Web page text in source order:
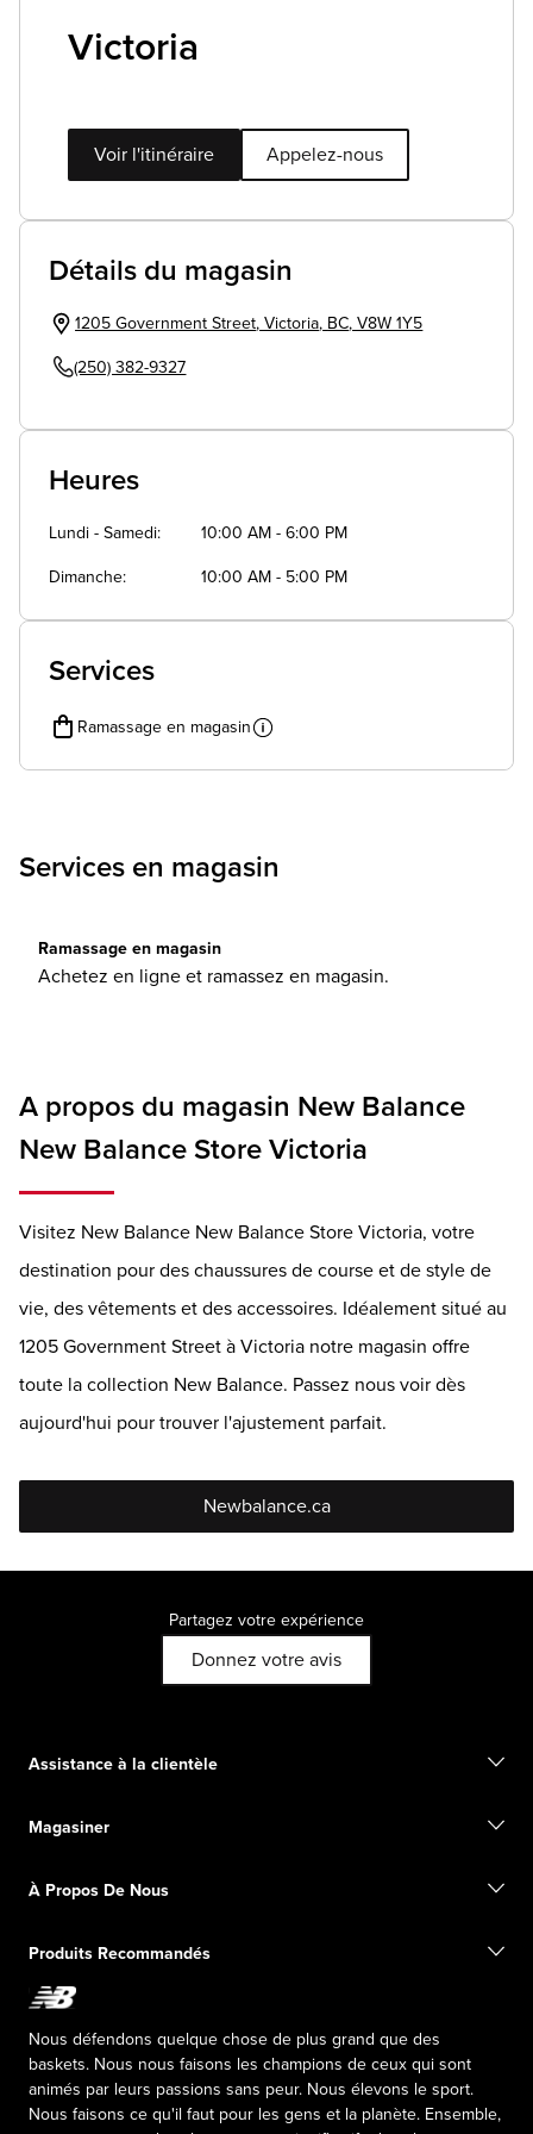
Victoria
Voir l'itinéraire Appelez-nous
Détails du magasin
1205 Government Street, Victoria, BC, V8W 1Y5
(250) 382-9327
Heures
Lundi - Samedi 10:00 AM - 6:00 PM
Dimanche 10:00 AM - 5:00 PM
Services
Ramassage en magasin
Services en magasin
Ramassage en magasin
Achetez en ligne et ramassez en magasin.
A propos du magasin New Balance
New Balance Store Victoria
Visitez New Balance New Balance Store Victoria, votre
destination pour des chaussures de course et de style de
vie, des vêtements et des accessoires. Idéalement situé au
1205 Government Street à Victoria notre magasin offre
toute la collection New Balance. Passez nous voir dès
aujourd'hui pour trouver l'ajustement parfait.
Newbalance.ca
Partagez votre expérience
Donnez votre avis
Assistance à la clientèle
Commencer un retour
Guide des pointures
Magasiner
Cartes-cadeaux numériques
Exclusions de vente
À Propos De Nous
Leadership Responsable
Fondation New Balance
Relations publiques
The TRACK at New Balance
Press box
Produits Recommandés
Programme d’affiliation
Nous défendons quelque chose de plus grand que des
baskets. Nous nous faisons les champions de ceux qui sont
animés par leurs passions sans peur. Nous élevons le sport.
Nous faisons ce qu'il faut pour les gens et la planète. Ensemble,